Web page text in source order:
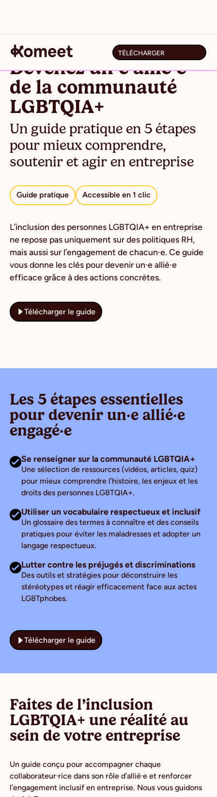
TÉLÉCHARGER
Devenez un·e allié·e
de la communauté
LGBTQIA+
Un guide pratique en 5 étapes
pour mieux comprendre,
soutenir et agir en entreprise
Guide pratique Accessible en 1 clic
L’inclusion des personnes LGBTQIA+ en entreprise
ne repose pas uniquement sur des politiques RH,
mais aussi sur l’engagement de chacun·e. Ce guide
vous donne les clés pour devenir un·e allié·e
efficace grâce à des actions concrètes.
Télécharger le guide
Les 5 étapes essentielles
pour devenir un·e allié·e
engagé·e
Se renseigner sur la communauté LGBTQIA+
Une sélection de ressources (vidéos, articles, quiz)
pour mieux comprendre l’histoire, les enjeux et les
droits des personnes LGBTQIA+.
Utiliser un vocabulaire respectueux et inclusif
Un glossaire des termes à connaître et des conseils
pratiques pour éviter les maladresses et adopter un
langage respectueux.
Lutter contre les préjugés et discriminations
Des outils et stratégies pour déconstruire les
stéréotypes et réagir efficacement face aux actes
LGBTphobes.
Télécharger le guide
Faites de l’inclusion
LGBTQIA+ une réalité au
sein de votre entreprise
Un guide conçu pour accompagner chaque
collaborateur·rice dans son rôle d’allié·e et renforcer
l’engagement inclusif en entreprise. Nous vous guidons